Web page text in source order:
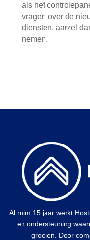
als het
vragen over de
diensten, aarzel
nemen.
Al ruim 15 jaar werkt
en ondersteuning
groeien. Door